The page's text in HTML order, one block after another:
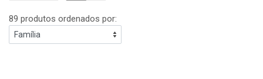
89 produtos ordenados por: